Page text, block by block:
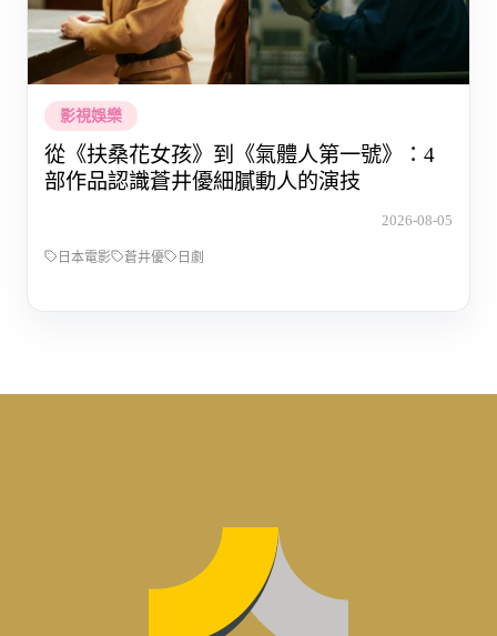
影視娛樂
從《扶桑花女孩》到《氣體人第一號》：4
部作品認識蒼井優細膩動人的演技
2026-08-05
日本電影 蒼井優 日劇